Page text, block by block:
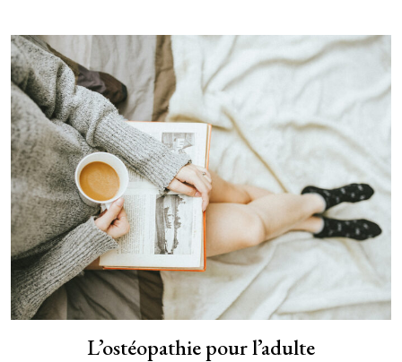
L’ostéopathie pour l’adulte